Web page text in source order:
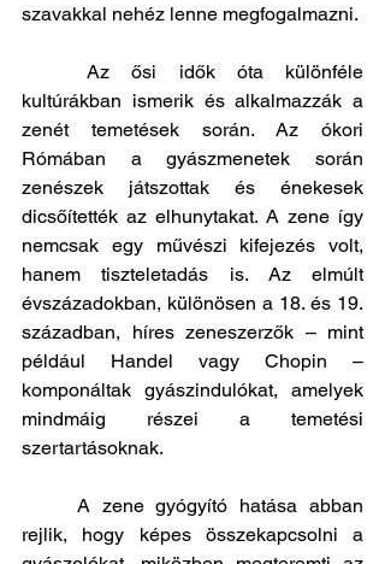
szavakkal nehéz lenne megfogalmazni.
	Az ősi idők óta különféle
kultúrákban ismerik és alkalmazzák a
zenét temetések során. Az ókori
Rómában a gyászmenetek során
zenészek játszottak és énekesek
dicsőítették az elhunytakat. A zene így
nemcsak egy művészi kifejezés volt,
hanem tiszteletadás is. Az elmúlt
évszázadokban, különösen a 18. és 19.
században, híres zeneszerzők – mint
például Handel vagy Chopin –
komponáltak gyászindulókat, amelyek
mindmáig részei a temetési
szertartásoknak.
rejlik, hogy képes összekapcsolni a